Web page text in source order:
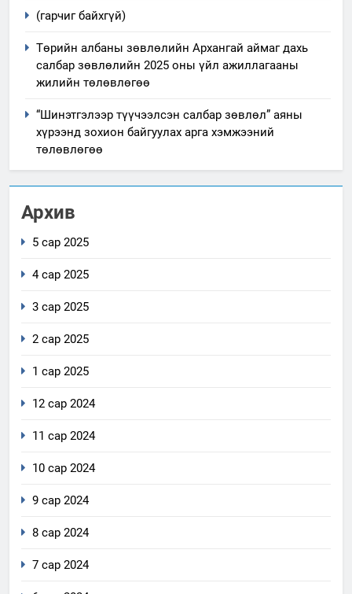
(гарчиг байхгүй)
Төрийн албаны зөвлөлийн Архангай аймаг дахь
салбар зөвлөлийн 2025 оны үйл ажиллагааны
жилийн төлөвлөгөө
“Шинэтгэлээр түүчээлсэн салбар зөвлөл” аяны
хүрээнд зохион байгуулах арга хэмжээний
төлөвлөгөө
Архив
5 сар 2025
4 сар 2025
3 сар 2025
2 сар 2025
1 сар 2025
12 сар 2024
11 сар 2024
10 сар 2024
9 сар 2024
8 сар 2024
7 сар 2024